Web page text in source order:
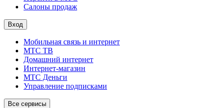
Салоны продаж
Вход
Мобильная связь и интернет
МТС ТВ
Домашний интернет
Интернет-магазин
МТС Деньги
Управление подписками
Все сервисы